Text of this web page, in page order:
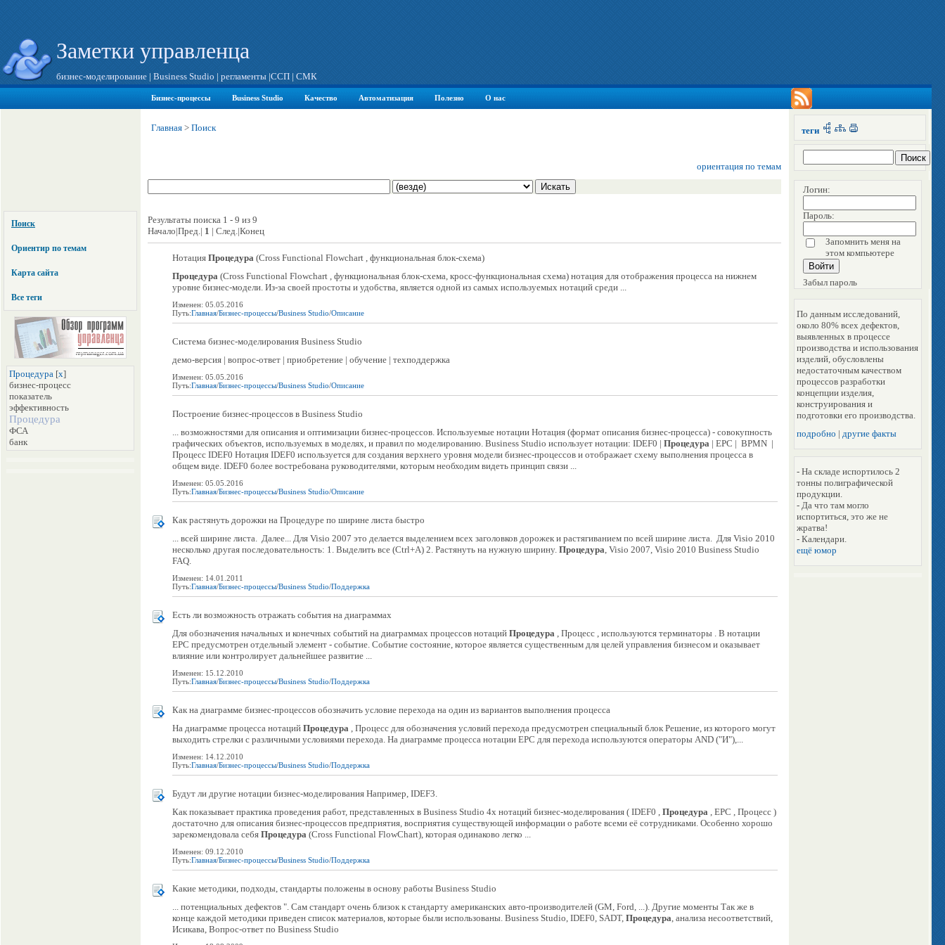
Заметки управленца
бизнес-моделирование | Business Studio | регламенты |ССП | СМК
Бизнес-процессы Business Studio Качество Автоматизация Полезно О нас
Поиск
Ориентир по темам
Карта сайта
Все теги
Процедура [x]
бизнес-процесс
показатель
эффективность
Процедура
ФСА
банк
Главная > Поиск
ориентация по темам
Результаты поиска 1 - 9 из 9
Начало|Пред.| 1 | След.|Конец
Нотация Процедура (Cross Functional Flowchart , функциональная блок-схема)
Процедура (Cross Functional Flowchart , функциональная блок-схема, кросс-функциональная схема) нотация для отображения процесса на нижнем
уровне бизнес-модели. Из-за своей простоты и удобства, является одной из самых используемых нотаций среди ...
Изменен: 05.05.2016
Путь:Главная/Бизнес-процессы/Business Studio/Описание
Система бизнес-моделирования Business Studio
демо-версия | вопрос-ответ | приобретение | обучение | техподдержка
Изменен: 05.05.2016
Путь:Главная/Бизнес-процессы/Business Studio/Описание
Построение бизнес-процессов в Business Studio
... возможностями для описания и оптимизации бизнес-процессов. Используемые нотации Нотация (формат описания бизнес-процесса) - совокупность
графических объектов, используемых в моделях, и правил по моделированию. Business Studio использует нотации: IDEF0 | Процедура | EPC | BPMN |
Процесс IDEF0 Нотация IDEF0 используется для создания верхнего уровня модели бизнес-процессов и отображает схему выполнения процесса в
общем виде. IDEF0 более востребована руководителями, которым необходим видеть принцип связи ...
Изменен: 05.05.2016
Путь:Главная/Бизнес-процессы/Business Studio/Описание
Как растянуть дорожки на Процедуре по ширине листа быстро
... всей ширине листа. Далее... Для Visio 2007 это делается выделением всех заголовков дорожек и растягиванием по всей ширине листа. Для Visio 2010
несколько другая последовательность: 1. Выделить все (Сtrl+A) 2. Растянуть на нужную ширину. Процедура, Visio 2007, Visio 2010 Business Studio
FAQ.
Изменен: 14.01.2011
Путь:Главная/Бизнес-процессы/Business Studio/Поддержка
Есть ли возможность отражать события на диаграммах
Для обозначения начальных и конечных событий на диаграммах процессов нотаций Процедура , Процесс , используются терминаторы . В нотации
EPC предусмотрен отдельный элемент - событие. Событие состояние, которое является существенным для целей управления бизнесом и оказывает
влияние или контролирует дальнейшее развитие ...
Изменен: 15.12.2010
Путь:Главная/Бизнес-процессы/Business Studio/Поддержка
Как на диаграмме бизнес-процессов обозначить условие перехода на один из вариантов выполнения процесса
На диаграмме процесса нотаций Процедура , Процесс для обозначения условий перехода предусмотрен специальный блок Решение, из которого могут
выходить стрелки с различными условиями перехода. На диаграмме процесса нотации EPC для перехода используются операторы AND ("И"),...
Изменен: 14.12.2010
Путь:Главная/Бизнес-процессы/Business Studio/Поддержка
Будут ли другие нотации бизнес-моделирования Например, IDEF3.
Как показывает практика проведения работ, представленных в Business Studio 4x нотаций бизнес-моделирования ( IDEF0 , Процедура , EPC , Процесс )
достаточно для описания бизнес-процессов предприятия, восприятия существующей информации о работе всеми её сотрудниками. Особенно хорошо
зарекомендовала себя Процедура (Cross Functional FlowChart), которая одинаково легко ...
Изменен: 09.12.2010
Путь:Главная/Бизнес-процессы/Business Studio/Поддержка
Какие методики, подходы, стандарты положены в основу работы Business Studio
... потенциальных дефектов ". Сам стандарт очень близок к стандарту американских авто-производителей (GM, Ford, ...). Другие моменты Так же в
конце каждой методики приведен список материалов, которые были использованы. Business Studio, IDEF0, SADT, Процедура, анализа несоответствий,
Исикава, Вопрос-ответ по Business Studio
теги
Логин:
Пароль:
Запомнить меня на
этом компьютере
Забыл пароль
По данным исследований,
около 80% всех дефектов,
выявленных в процессе
производства и использования
изделий, обусловлены
недостаточным качеством
процессов разработки
концепции изделия,
конструирования и
подготовки его производства.
подробно | другие факты
- На складе испортилось 2
тонны полиграфической
продукции.
- Да что там могло
испортиться, это же не
жратва!
- Календари.
ещё юмор